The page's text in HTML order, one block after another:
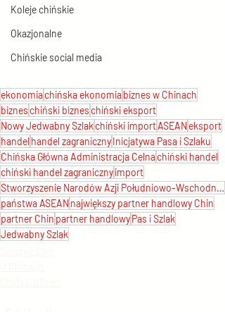
Koleje chińskie
Okazjonalne
Chińskie social media
ekonomiachińska ekonomiabiznes w Chinach
biznes chiński biznes chiński eksport
Nowy Jedwabny Szlak chiński importASEANeksport
handelhandel zagranicznyInicjatywa Pasa i Szlaku
Chińska Główna Administracja Celnachiński handel
chiński handel zagranicznyimport
Stworzyszenie Narodów Azji Południowo-Wschodniej
państwa ASEANnajwiększy partner handlowy Chin
partner Chin partner handlowyPas i Szlak
Jedwabny Szlak